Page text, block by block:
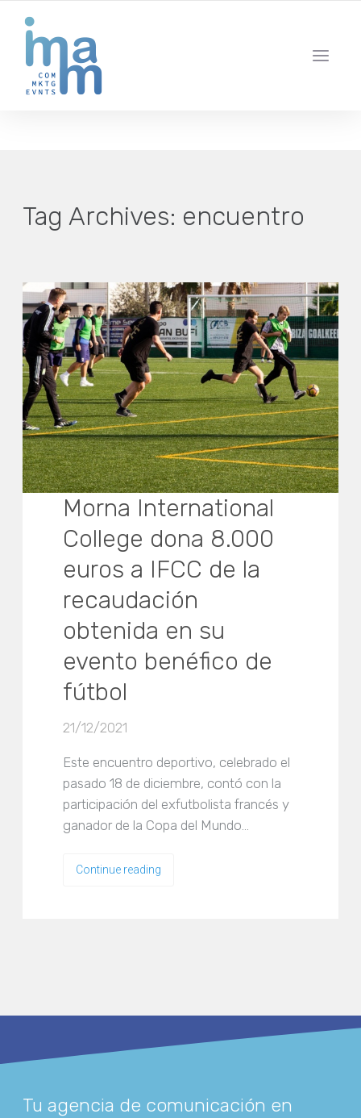
IBIZA · MADRID · BARCELONA
Tag Archives: encuentro
Morna International
College dona 8.000
euros a IFCC de la
recaudación
obtenida en su
evento benéfico de
fútbol
21/12/2021
Este encuentro deportivo, celebrado el
pasado 18 de diciembre, contó con la
participación del exfutbolista francés y
ganador de la Copa del Mundo…
Continue reading
Tu agencia de comunicación en